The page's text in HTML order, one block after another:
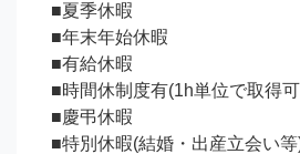
■夏季休暇
■年末年始休暇
■有給休暇
■時間休制度有(1h単位で取得
■慶弔休暇
■特別休暇(結婚・出産立会い